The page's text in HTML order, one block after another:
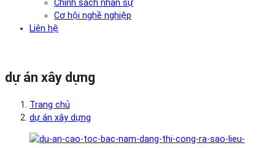
Chính sách nhân sự
Cơ hội nghề nghiệp
Liên hệ
dự án xây dựng
Trang chủ
dự án xây dựng